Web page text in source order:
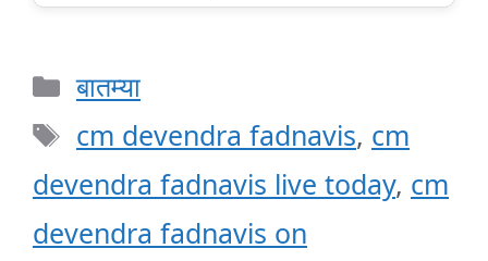
Categories
बातम्या
Tags
cm devendra fadnavis, cm
devendra fadnavis live today, cm
devendra fadnavis on